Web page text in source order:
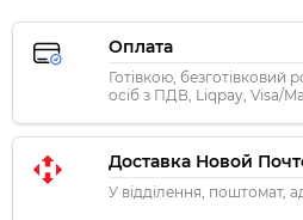
Оплата
Готівкою,
осіб з ПДВ, Liqpay, Visa/
Доставка Новой
У відділення, поштомат,